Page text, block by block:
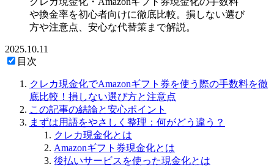
や換金率を初心者向けに徹底比較。損しない選び
方や注意点、安心な代替策まで解説。
2025.10.11
目次
クレカ現金化でAmazonギフト券を使う際の手数料を徹
底比較！損しない選び方と注意点
この記事の結論と安心ポイント
まずは用語をやさしく整理：何がどう違う？
クレカ現金化とは
Amazonギフト券現金化とは
後払いサービスを使った現金化とは